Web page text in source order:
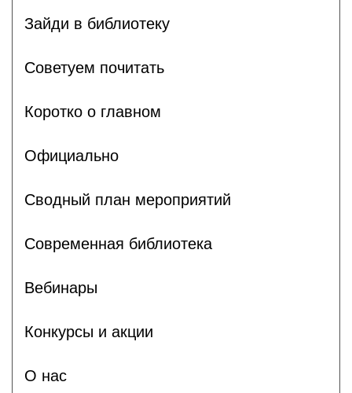
Зайди в библиотеку
Советуем почитать
Коротко о главном
Официально
Сводный план мероприятий
Современная библиотека
Вебинары
Конкурсы и акции
О нас